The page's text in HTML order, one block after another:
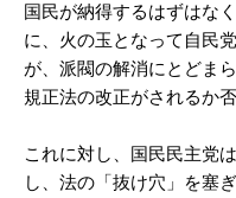
国民が納得するはずはな
に、火の玉となって自民
が、派閥の解消にとどま
規正法の改正がされるか
これに対し、国民民主党
し、法の「抜け穴」を塞